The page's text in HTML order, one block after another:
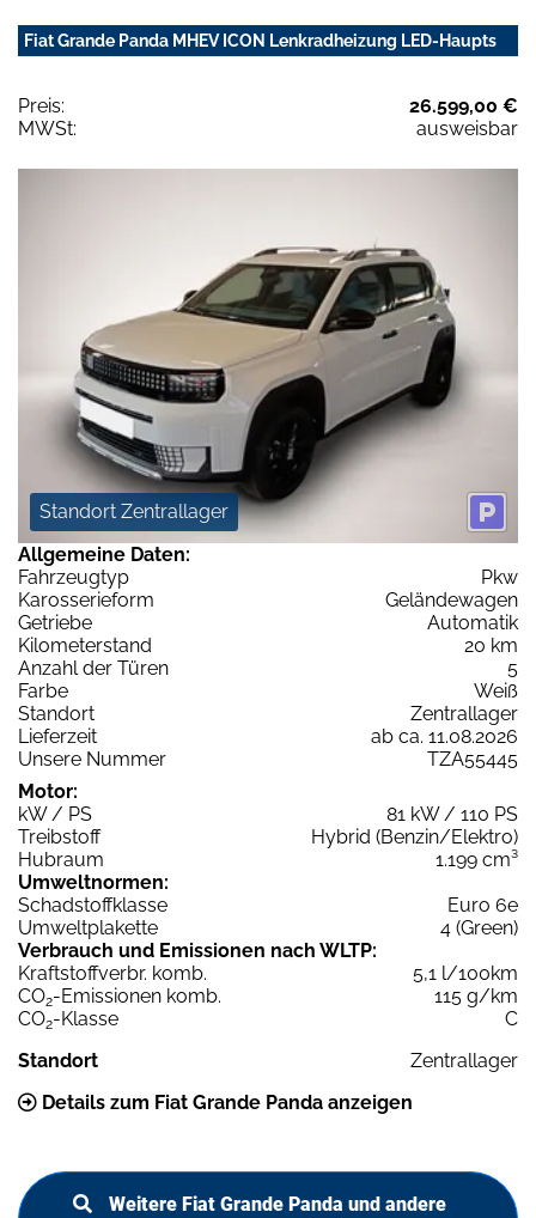
Fiat Grande Panda MHEV ICON Lenkradheizung LED-Haupts
Preis:
26.599,00 €
MWSt:
ausweisbar
Standort Zentrallager
Allgemeine Daten:
Fahrzeugtyp
Pkw
Karosserieform
Geländewagen
Getriebe
Automatik
Kilometerstand
20 km
Anzahl der Türen
5
Farbe
Weiß
Standort
Zentrallager
Lieferzeit
ab ca. 11.08.2026
Unsere Nummer
TZA55445
Motor:
kW / PS
81 kW / 110 PS
Treibstoff
Hybrid (Benzin/Elektro)
Hubraum
1.199 cm³
Umweltnormen:
Schadstoffklasse
Euro 6e
Umweltplakette
4 (Green)
Verbrauch und Emissionen nach WLTP:
Kraftstoffverbr. komb.
5,1 l/100km
CO2-Emissionen komb.
115 g/km
CO2-Klasse
C
Standort
Zentrallager
Details zum Fiat Grande Panda anzeigen
Weitere Fiat Grande Panda und andere